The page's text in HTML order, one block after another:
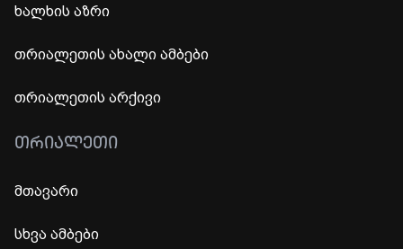
ხალხის აზრი
თრიალეთის ახალი ამბები
თრიალეთის არქივი
ᲗᲠᲘᲐᲚᲔᲗᲘ
მთავარი
სხვა ამბები